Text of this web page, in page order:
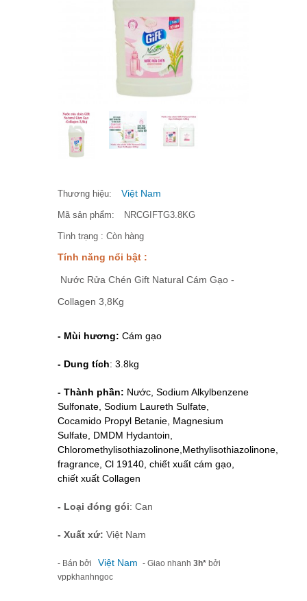
Thương hiệu: Việt Nam
Mã sản phẩm: NRCGIFTG3.8KG
Tình trạng : Còn hàng
Tính năng nổi bật :
Nước Rửa Chén Gift Natural Cám Gạo -
Collagen 3,8Kg
- Mùi hương: Cám gạo
- Dung tích: 3.8kg
- Thành phần: Nước, Sodium Alkylbenzene
Sulfonate, Sodium Laureth Sulfate,
Cocamido Propyl Betanie, Magnesium
Sulfate, DMDM Hydantoin,
Chloromethylisothiazolinone,Methylisothiazolinone,
fragrance, Cl 19140, chiết xuất cám gạo,
chiết xuất Collagen
- Loại đóng gói: Can
- Xuất xứ: Việt Nam
- Bán bởi Việt Nam - Giao nhanh 3h* bởi
vppkhanhngoc